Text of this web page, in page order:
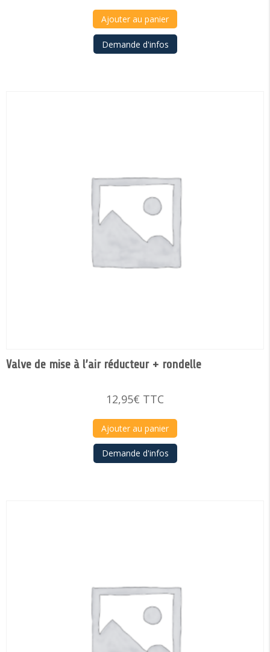
Ajouter au panier
Demande d'infos
Valve de mise à l’air réducteur + rondelle
12,95€ TTC
Ajouter au panier
Demande d'infos